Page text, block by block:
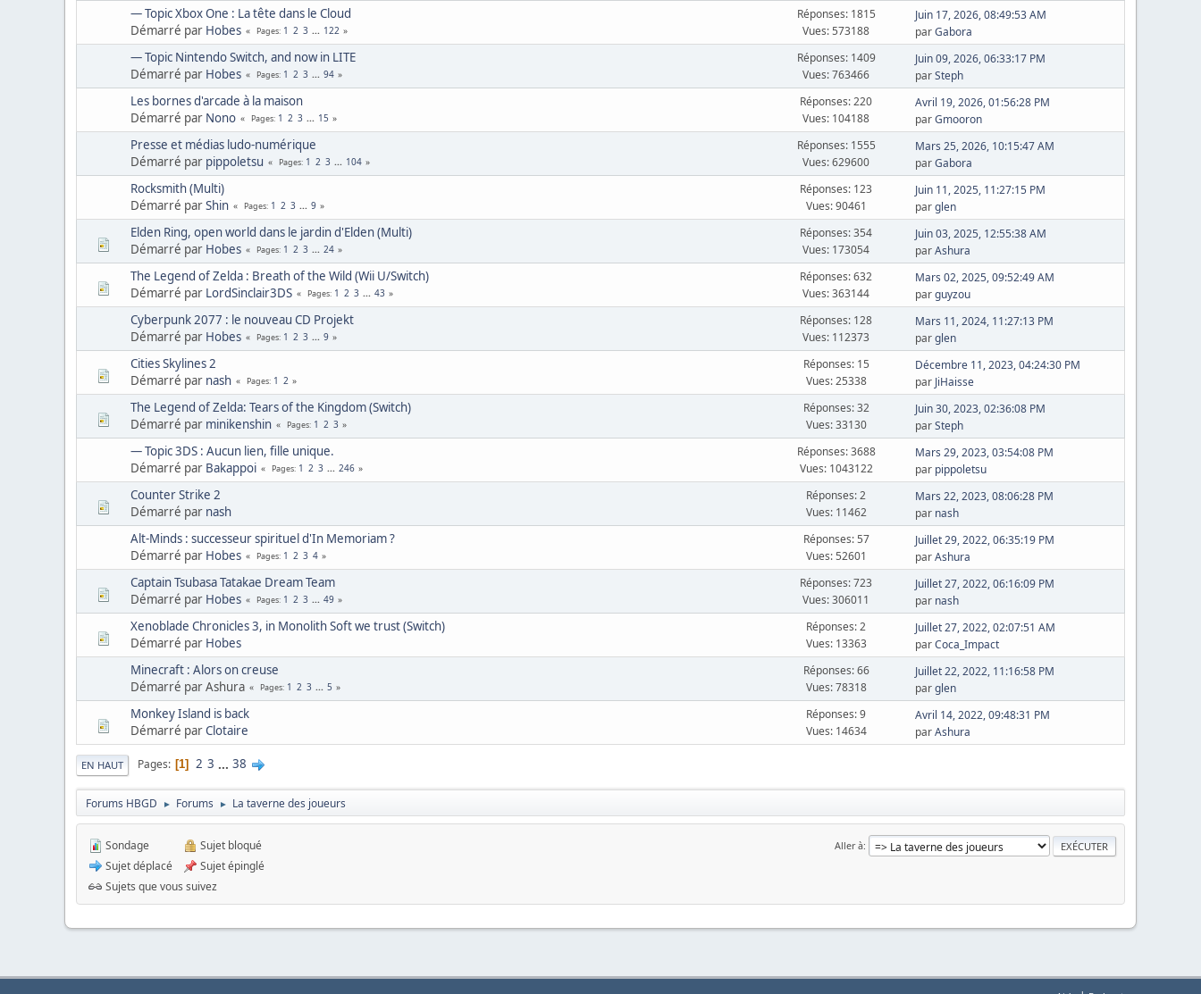
— Topic Xbox One : La tête dans le Cloud
Démarré par Hobes Pages 1 2 3 ... 122
Réponses: 1815
Vues: 573188
Juin 17, 2026, 08:49:53 AM
parGabora
— Topic Nintendo Switch, and now in LITE
Démarré par Hobes Pages 1 2 3 ... 94
Réponses: 1409
Vues: 763466
Juin 09, 2026, 06:33:17 PM
parSteph
Les bornes d'arcade à la maison
Démarré par Nono Pages 1 2 3 ... 15
Réponses: 220
Vues: 104188
Avril 19, 2026, 01:56:28 PM
parGmooron
Presse et médias ludo-numérique
Démarré par pippoletsu Pages 1 2 3 ... 104
Réponses: 1555
Vues: 629600
Mars 25, 2026, 10:15:47 AM
parGabora
Rocksmith (Multi)
Démarré parShin Pages 1 2 3 ... 9
Réponses: 123
Vues: 90461
Juin 11, 2025, 11:27:15 PM
parglen
Elden Ring, open world dans le jardin d'Elden (Multi)
Démarré par Hobes Pages 1 2 3 ... 24
Réponses: 354
Vues: 173054
Juin 03, 2025, 12:55:38 AM
parAshura
The Legend of Zelda : Breath of the Wild (Wii U/Switch)
Démarré par LordSinclair3DS Pages 1 2 3 ... 43
Réponses: 632
Vues: 363144
Mars 02, 2025, 09:52:49 AM
parguyzou
Cyberpunk 2077 : le nouveau CD Projekt
Démarré par Hobes Pages 1 2 3 ... 9
Réponses: 128
Vues: 112373
Mars 11, 2024, 11:27:13 PM
parglen
Cities Skylines 2
Démarré par nash Pages 1 2
Réponses: 15
Vues: 25338
Décembre 11, 2023, 04:24:30 PM
par JiHaisse
The Legend of Zelda: Tears of the Kingdom (Switch)
Démarré par minikenshin Pages 1 2 3
Réponses: 32
Vues: 33130
Juin 30, 2023, 02:36:08 PM
parSteph
— Topic 3DS : Aucun lien, fille unique.
Démarré par Bakappoi Pages 1 2 3 ... 246
Réponses: 3688
Vues: 1043122
Mars 29, 2023, 03:54:08 PM
par pippoletsu
Counter Strike 2
Démarré par nash
Réponses: 2
Vues: 11462
Mars 22, 2023, 08:06:28 PM
par nash
Alt-Minds : successeur spirituel d'In Memoriam ?
Démarré par Hobes Pages 1 2 3 4
Réponses: 57
Vues: 52601
Juillet 29, 2022, 06:35:19 PM
parAshura
Captain Tsubasa Tatakae Dream Team
Démarré par Hobes Pages 1 2 3 ... 49
Réponses: 723
Vues: 306011
Juillet 27, 2022, 06:16:09 PM
par nash
Xenoblade Chronicles 3, in Monolith Soft we trust (Switch)
Démarré par Hobes
Réponses: 2
Vues: 13363
Juillet 27, 2022, 02:07:51 AM
parCoca_Impact
Minecraft : Alors on creuse
Démarré par Ashura
Pages 1 2 3 ... 5
Réponses: 66
Vues: 78318
Juillet 22, 2022, 11:16:58 PM
parglen
Monkey Island is back
Démarré parClotaire
Réponses: 9
Vues: 14634
Avril 14, 2022, 09:48:31 PM
parAshura
EN HAUT Pages 1 2 3 ... 38
Forums HBGD ► Forums ► La taverne des joueurs
Aller à
Sondage
Sujet déplacé
Sujet bloqué
Sujet épinglé
Sujets que vous suivez